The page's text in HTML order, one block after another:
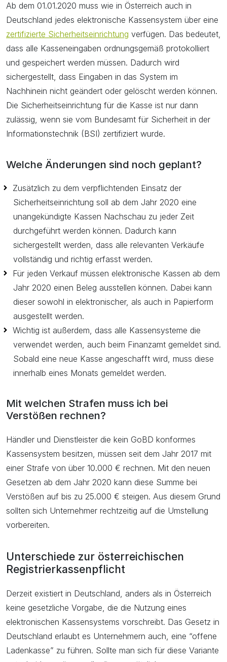
Ab dem 01.01.2020 muss wie in Österreich auch in
Deutschland jedes elektronische Kassensystem über eine
zertifizierte Sicherheitseinrichtung verfügen. Das bedeutet,
dass alle Kasseneingaben ordnungsgemäß protokolliert
und gespeichert werden müssen. Dadurch wird
sichergestellt, dass Eingaben in das System im
Nachhinein nicht geändert oder gelöscht werden können.
Die Sicherheitseinrichtung für die Kasse ist nur dann
zulässig, wenn sie vom Bundesamt für Sicherheit in der
Informationstechnik (BSI) zertifiziert wurde.
Welche Änderungen sind noch geplant?
Zusätzlich zu dem verpflichtenden Einsatz der
Sicherheitseinrichtung soll ab dem Jahr 2020 eine
unangekündigte Kassen Nachschau zu jeder Zeit
durchgeführt werden können. Dadurch kann
sichergestellt werden, dass alle relevanten Verkäufe
vollständig und richtig erfasst werden.
Für jeden Verkauf müssen elektronische Kassen ab dem
Jahr 2020 einen Beleg ausstellen können. Dabei kann
dieser sowohl in elektronischer, als auch in Papierform
ausgestellt werden.
Wichtig ist außerdem, dass alle Kassensysteme die
verwendet werden, auch beim Finanzamt gemeldet sind.
Sobald eine neue Kasse angeschafft wird, muss diese
innerhalb eines Monats gemeldet werden.
Mit welchen Strafen muss ich bei
Verstößen rechnen?
Händler und Dienstleister die kein GoBD konformes
Kassensystem besitzen, müssen seit dem Jahr 2017 mit
einer Strafe von über 10.000 € rechnen. Mit den neuen
Gesetzen ab dem Jahr 2020 kann diese Summe bei
Verstößen auf bis zu 25.000 € steigen. Aus diesem Grund
sollten sich Unternehmer rechtzeitig auf die Umstellung
vorbereiten.
Unterschiede zur österreichischen
Registrierkassenpflicht
Derzeit existiert in Deutschland, anders als in Österreich
keine gesetzliche Vorgabe, die die Nutzung eines
elektronischen Kassensystems vorschreibt. Das Gesetz in
Deutschland erlaubt es Unternehmern auch, eine “offene
Ladenkasse” zu führen. Sollte man sich für diese Variante